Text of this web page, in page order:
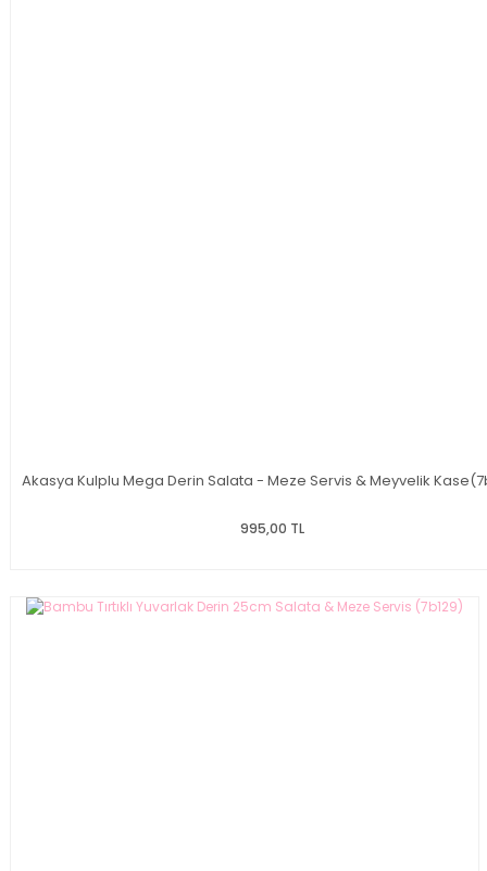
Akasya Kulplu Mega Derin Salata - Meze Servis & Meyvelik
995,00 TL